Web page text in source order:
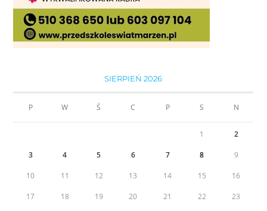
SIERPIEŃ 2026
P W Ś C P S N
1 2
3 4 5 6 7 8 9
10 11 12 13 14 15 16
17 18 19 20 21 22 23